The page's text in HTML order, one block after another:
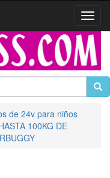
de 24v para niños
100KG DE